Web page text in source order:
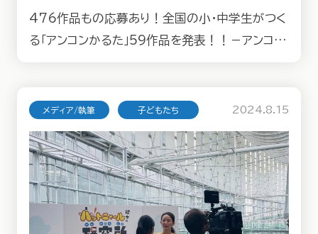
476作品もの応募あり！全国の小・中学生がつく
る「アンコンかるた」59作品を発表！！－アンコン
メディア/執筆 子どもたち 2024.8.15